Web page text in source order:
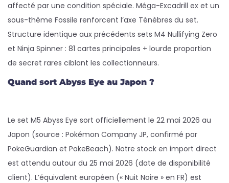
affecté par une condition spéciale. Méga-Excadrill ex et un
sous-thème Fossile renforcent l’axe Ténèbres du set.
Structure identique aux précédents sets M4 Nullifying Zero
et Ninja Spinner : 81 cartes principales + lourde proportion
de secret rares ciblant les collectionneurs.
Quand sort Abyss Eye au Japon ?
Le set M5 Abyss Eye sort officiellement le 22 mai 2026 au
Japon (source : Pokémon Company JP, confirmé par
PokeGuardian et PokeBeach). Notre stock en import direct
est attendu autour du 25 mai 2026 (date de disponibilité
client). L’équivalent européen (« Nuit Noire » en FR) est